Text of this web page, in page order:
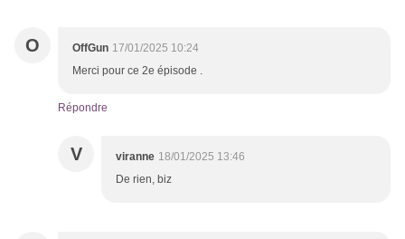
O OffGun 17/01/2025 10:24
Merci pour ce 2e épisode .
Répondre
V viranne 18/01/2025 13:46
De rien, biz